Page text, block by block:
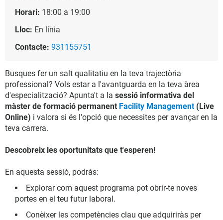
Horari: 18:00 a 19:00
Lloc: En línia
Contacte: 931155751
Busques fer un salt qualitatiu en la teva trajectòria
professional? Vols estar a l'avantguarda en la teva àrea
d'especialització? Apunta't a la sessió informativa del
màster de formació permanent Facility Management(Live
Online) i valora si és l'opció que necessites per avançar en la
teva carrera.
Descobreix les oportunitats que t'esperen!
En aquesta sessió, podràs:
Explorar com aquest programa pot obrir-te noves
portes en el teu futur laboral.
Conèixer les competències clau que adquiriràs per